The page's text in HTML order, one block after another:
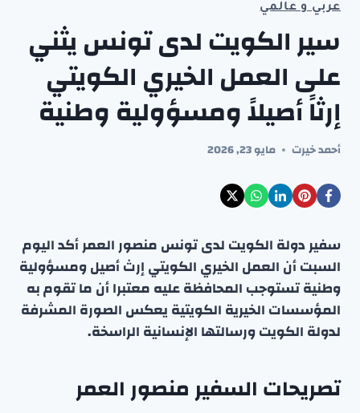
عربي و عالمي
سير الكويت لدى تونس يثني
على العمل الخيري الكويتي
إرثاً أصيلاً ومسؤولية وطنية
أحمد خيرت مايو 23, 2026
سفير دولة الكويت لدى تونس منصور العمر أكد اليوم
السبت أن العمل الخيري الكويتي إرث أصيل ومسؤولية
وطنية تستوجب المحافظة عليه معتبرا أن ما تقوم به
المؤسسات الخيرية الكويتية يعكس الصورة المشرفة
لدولة الكويت ورسالتها الإنسانية الراسخة.
تصريحات السفير منصور العمر